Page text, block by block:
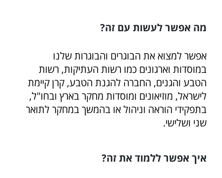
מה אפשר לעשות עם זה?
אפשר למצוא את הבוגרים והבוגרות שלנו
במוסדות וארגונים כמו רשות העתיקות, רשות
הטבע והגנים, החברה להגנת הטבע, קרן קיימת
לישראל, מוזיאונים ומוסדות מחקר בארץ ובחו"ל,
בתפקידי הוראה וניהול או בהמשך במחקר לתואר
שני ושלישי.
איך אפשר ללמוד את זה?